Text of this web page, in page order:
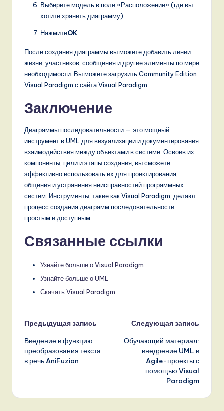
Выберите модель в поле «Расположение» (где вы
хотите хранить диаграмму).
НажмитеOK
После создания диаграммы вы можете добавить линии
жизни, участников, сообщения и другие элементы по мере
необходимости. Вы можете загрузить Community Edition
Visual Paradigm с сайта Visual Paradigm.
Заключение
Диаграммы последовательности — это мощный
инструмент в UML для визуализации и документирования
взаимодействия между объектами в системе. Освоив их
компоненты, цели и этапы создания, вы сможете
эффективно использовать их для проектирования,
общения и устранения неисправностей программных
систем. Инструменты, такие как Visual Paradigm, делают
процесс создания диаграмм последовательности
простым и доступным.
Связанные ссылки
Узнайте больше о Visual Paradigm
Узнайте больше о UML
Скачать Visual Paradigm
Навигация
записи
Предыдущая запись
Введение в функцию
преобразования текста
в речь AniFuzion
Следующая запись
Обучающий материал:
внедрение UML в
Agile-проекты с
помощью Visual
Paradigm